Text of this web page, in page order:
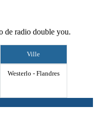
de radio double you.
Ville
Westerlo - Flandres